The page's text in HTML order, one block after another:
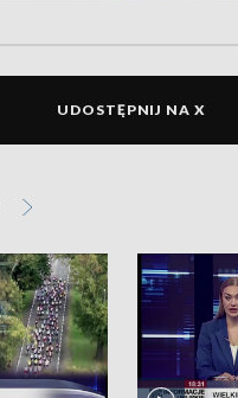
UDOSTĘPNIJ NA X